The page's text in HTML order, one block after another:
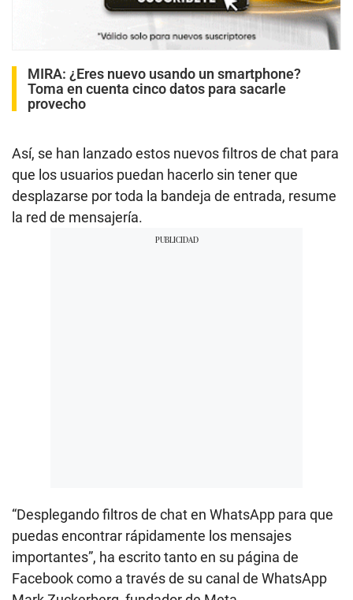
MIRA: ¿Eres nuevo usando un smartphone?
Toma en cuenta cinco datos para sacarle
provecho
Así, se han lanzado estos nuevos filtros de chat para
que los usuarios puedan hacerlo sin tener que
desplazarse por toda la bandeja de entrada, resume
la red de mensajería.
“Desplegando filtros de chat en WhatsApp para que
puedas encontrar rápidamente los mensajes
importantes”, ha escrito tanto en su página de
Facebook como a través de su canal de WhatsApp